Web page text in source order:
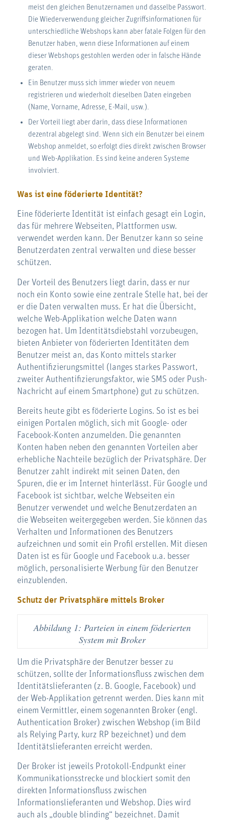
meist den gleichen Benutzernamen und dasselbe Passwort.
Die Wiederverwendung gleicher Zugriffsinformationen für
unterschiedliche Webshops kann aber fatale Folgen für den
Benutzer haben, wenn diese Informationen auf einem
dieser Webshops gestohlen werden oder in falsche Hände
geraten.
Ein Benutzer muss sich immer wieder von neuem
registrieren und wiederholt dieselben Daten eingeben
(Name, Vorname, Adresse, E-Mail, usw.).
Der Vorteil liegt aber darin, dass diese Informationen
dezentral abgelegt sind. Wenn sich ein Benutzer bei einem
Webshop anmeldet, so erfolgt dies direkt zwischen Browser
und Web-Applikation. Es sind keine anderen Systeme
involviert.
Was ist eine föderierte Identität?
Eine föderierte Identität ist einfach gesagt ein Login,
das für mehrere Webseiten, Plattformen usw.
verwendet werden kann. Der Benutzer kann so seine
Benutzerdaten zentral verwalten und diese besser
schützen.
Der Vorteil des Benutzers liegt darin, dass er nur
noch ein Konto sowie eine zentrale Stelle hat, bei der
er die Daten verwalten muss. Er hat die Übersicht,
welche Web-Applikation welche Daten wann
bezogen hat. Um Identitätsdiebstahl vorzubeugen,
bieten Anbieter von föderierten Identitäten dem
Benutzer meist an, das Konto mittels starker
Authentifizierungsmittel (langes starkes Passwort,
zweiter Authentifizierungsfaktor, wie SMS oder Push-
Nachricht auf einem Smartphone) gut zu schützen.
Bereits heute gibt es föderierte Logins. So ist es bei
einigen Portalen möglich, sich mit Google- oder
Facebook-Konten anzumelden. Die genannten
Konten haben neben den genannten Vorteilen aber
erhebliche Nachteile bezüglich der Privatsphäre. Der
Benutzer zahlt indirekt mit seinen Daten, den
Spuren, die er im Internet hinterlässt. Für Google und
Facebook ist sichtbar, welche Webseiten ein
Benutzer verwendet und welche Benutzerdaten an
die Webseiten weitergegeben werden. Sie können das
Verhalten und Informationen des Benutzers
aufzeichnen und somit ein Profil erstellen. Mit diesen
Daten ist es für Google und Facebook u.a. besser
möglich, personalisierte Werbung für den Benutzer
einzublenden.
Schutz der Privatsphäre mittels Broker
Abbildung 1: Parteien in einem föderierten
System mit Broker
Um die Privatsphäre der Benutzer besser zu
schützen, sollte der Informationsfluss zwischen dem
Identitätslieferanten (z. B. Google, Facebook) und
der Web-Applikation getrennt werden. Dies kann mit
einem Vermittler, einem sogenannten Broker (engl.
Authentication Broker) zwischen Webshop (im Bild
als Relying Party, kurz RP bezeichnet) und dem
Identitätslieferanten erreicht werden.
Der Broker ist jeweils Protokoll-Endpunkt einer
Kommunikationsstrecke und blockiert somit den
direkten Informationsfluss zwischen
Informationslieferanten und Webshop. Dies wird
auch als „double blinding“ bezeichnet. Damit